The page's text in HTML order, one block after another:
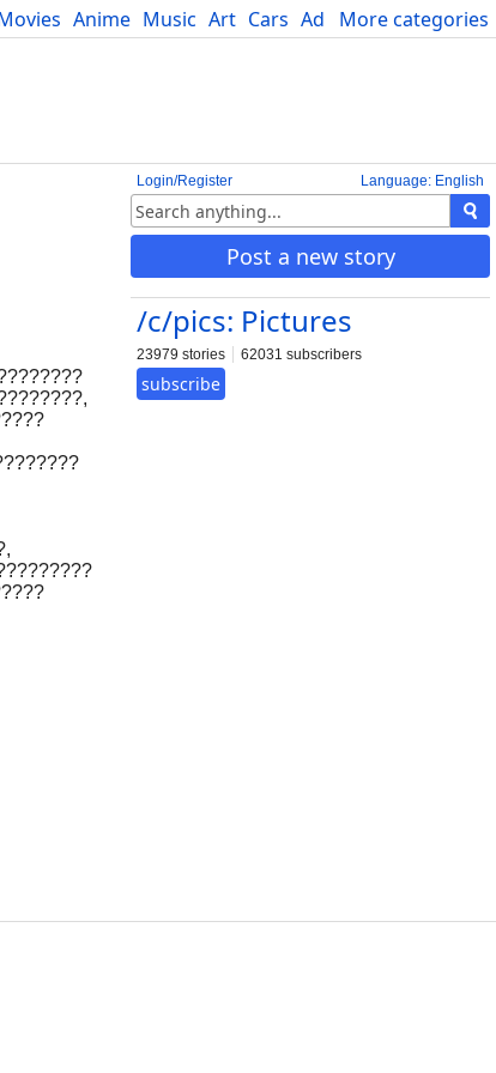
More categories
Anime Music Art Cars Advice Science
Language: English
Login/Register
Post a new story
/c/pics: Pictures
23979 stories 62031 subscribers
subscribe